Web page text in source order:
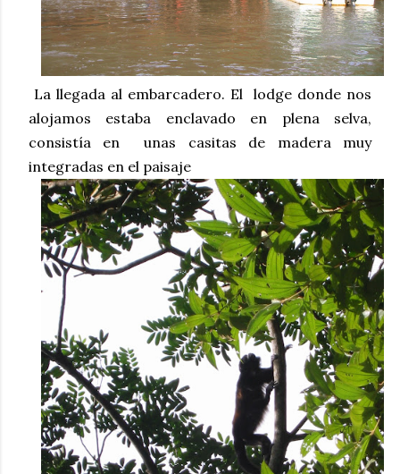
La llegada al embarcadero. El lodge donde nos
alojamos estaba enclavado en plena selva,
consistía en unas casitas de madera muy
integradas en el paisaje